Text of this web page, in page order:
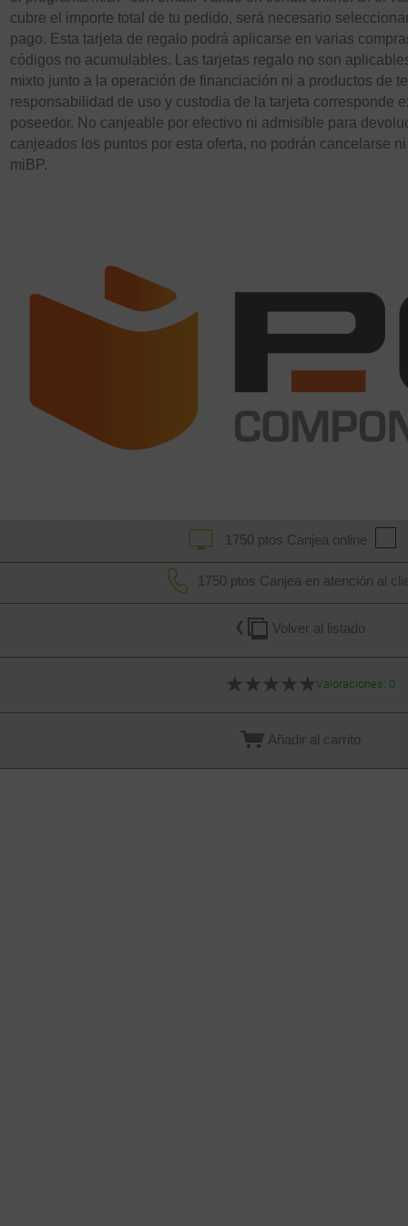
cubre el importe total de tu pedido, será necesario
pago. Esta tarjeta de regalo podrá aplicarse en varias
códigos no acumulables. Las tarjetas regalo no son
mixto junto a la operación de financiación ni a productos de
responsabilidad de uso y custodia de la tarjeta corresponde
poseedor. No canjeable por efectivo ni admisible para
canjeados los puntos por esta oferta, no podrán cancelarse
miBP.
1750 ptos Canjea online
1750 ptos Canjea en atención al
Volver al listado
★ ★ ★ ★ ★Valoraciones: 0
Añadir al carrito